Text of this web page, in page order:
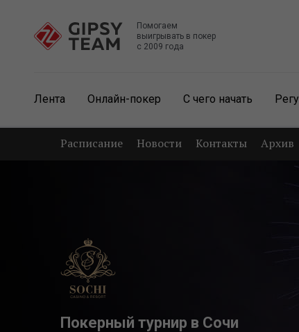
Помогаем
выигрывать в покер
с 2009 года
Лента Онлайн-покер С чего начать
Расписание Новости Контакты Архив
Покерный турнир в Сочи